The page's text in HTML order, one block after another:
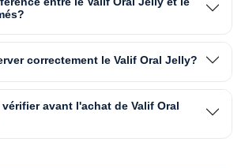
correctement le Valif Oral Jelly?
avant l'achat de Valif Oral